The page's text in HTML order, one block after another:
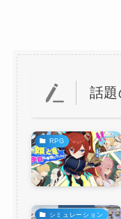
話
RPG
シミュレーション